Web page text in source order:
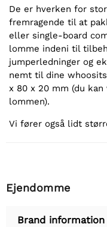
De er hverken for
fremragende til at
eller single-board
lomme indeni til
jumperledninger og
nemt til dine
x 80 x 20 mm (du
lommen).
Vi fører også lidt
Ejendomme
Brand information